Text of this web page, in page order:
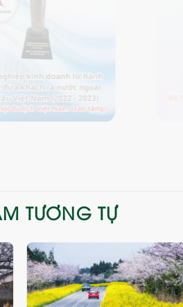
TƯƠNG TỰ